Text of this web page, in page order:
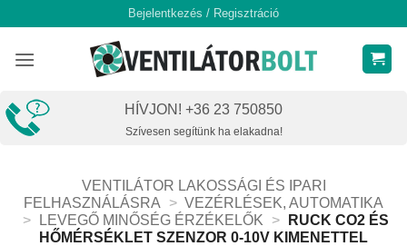
content
Bejelentkezés / Regisztráció
HÍVJON! +36 23 750850
Szívesen segítünk ha elakadna!
VENTILÁTOR LAKOSSÁGI ÉS IPARI
FELHASZNÁLÁSRA
> VEZÉRLÉSEK, AUTOMATIKA
>
LEVEGŐ MINŐSÉG ÉRZÉKELŐK >
RUCK CO2 ÉS
HŐMÉRSÉKLET SZENZOR 0-10V KIMENETTEL